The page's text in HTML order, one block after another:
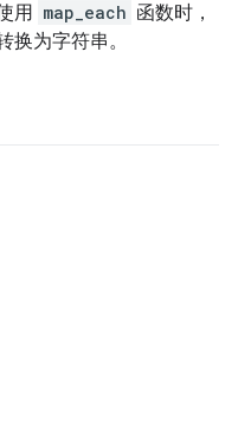
用 map_each 函数时，
换为字符串。